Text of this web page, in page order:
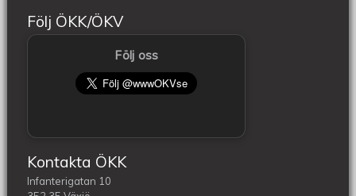
Följ ÖKK/ÖKV
Följ oss
Kontakta ÖKK
Infanterigatan 10